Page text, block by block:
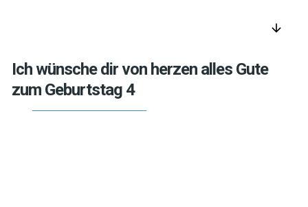
arrow_downward
Ich wünsche dir von herzen alles Gute
zum Geburtstag 4